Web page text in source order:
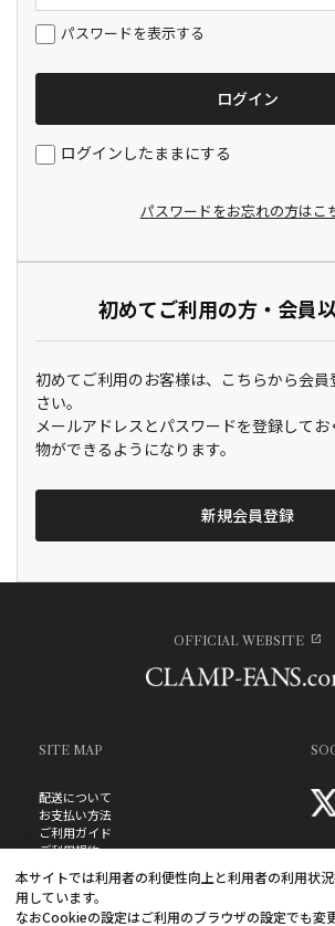
パスワードを表示する
ログインしたままにする
パスワードをお忘れの方はこ
初めてご利用の方・会員
初めてご利用のお客様は、こちらから会員
さい。
メールアドレスとパスワードを登録して
物ができるようになります。
OFFICIAL WEBSITE
SITE MAP
配送について
お支払い方法
ご利用ガイド
ご利用規約
プライバシーポリシー
よくあるご質問
特定商取引法に基づく表記
本サイトでは利用者の利便性向上と利用者の利用状
用しています。
なおCookieの設定はご利用のブラウザの設定でも変